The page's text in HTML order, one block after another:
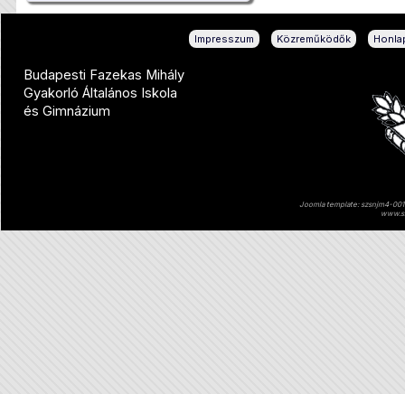
Impresszum Közreműködők
Budapesti Fazekas Mihály
Gyakorló Általános Iskola
és Gimnázium
Joomla template: szsnjm4-